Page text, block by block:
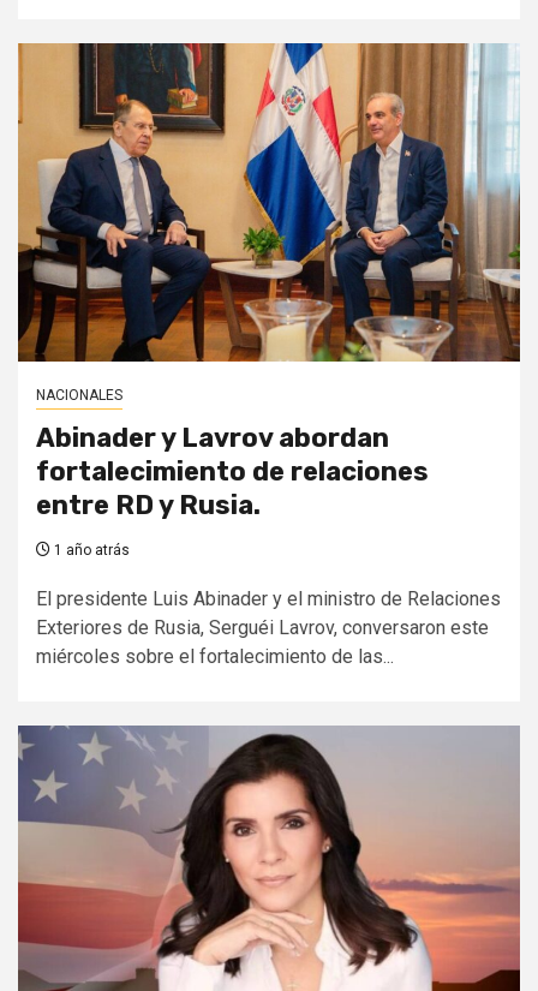
NACIONALES
Abinader y Lavrov abordan
fortalecimiento de relaciones
entre RD y Rusia.
1 año atrás
El presidente Luis Abinader y el ministro de Relaciones
Exteriores de Rusia, Serguéi Lavrov, conversaron este
miércoles sobre el fortalecimiento de las...